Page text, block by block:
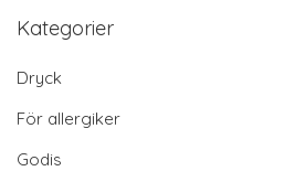
Kategorier
Dryck
För allergiker
Godis